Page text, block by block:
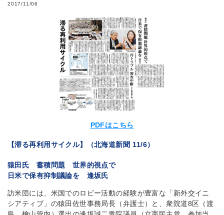
2017/11/06
PDFはこちら
【滞る再利用サイクル】（北海道新聞 11/6）
猿田氏 蓄積問題 世界的視点で
日米で保有抑制議論を 逢坂氏
訪米団には、米国でのロビー活動の経験が豊富な「新外交イニ
シアティブ」の猿田佐世事務局長（弁護士）と、衆院道8区（渡